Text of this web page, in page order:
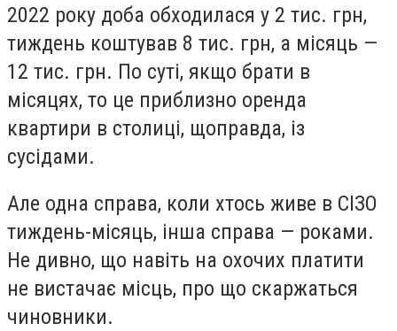
2022 року доба обходилася у 2 тис. грн,
тиждень коштував 8 тис. грн, а місяць —
12 тис. грн. По суті, якщо брати в
місяцях, то це приблизно оренда
квартири в столиці, щоправда, із
сусідами.
Але одна справа, коли хтось живе в СІЗО
тиждень-місяць, інша справа — роками.
Не дивно, що навіть на охочих платити
не вистачає місць, про що скаржаться
чиновники.